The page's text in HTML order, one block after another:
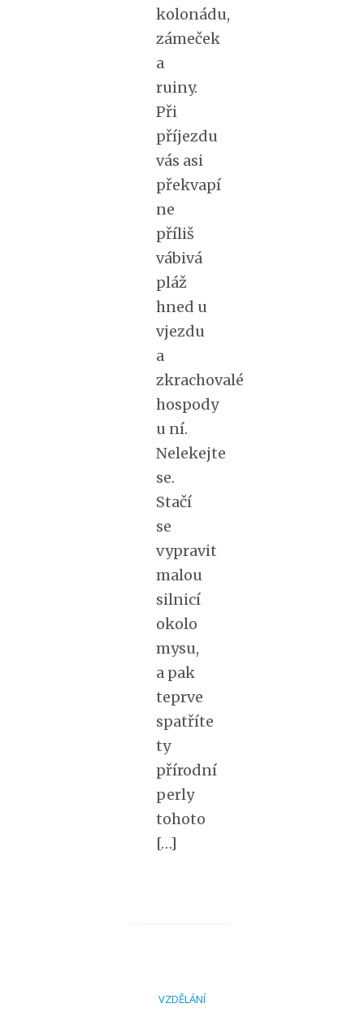
kolonádu,
zámeček
a
ruiny.
Při
příjezdu
vás asi
překvapí
ne
příliš
vábivá
pláž
hned u
vjezdu
a
zkrachovalé
hospody
u ní.
Nelekejte
se.
Stačí
se
vypravit
malou
silnicí
okolo
mysu,
a pak
teprve
spatříte
ty
přírodní
perly
tohoto
[…]
VZDĚLÁNÍ